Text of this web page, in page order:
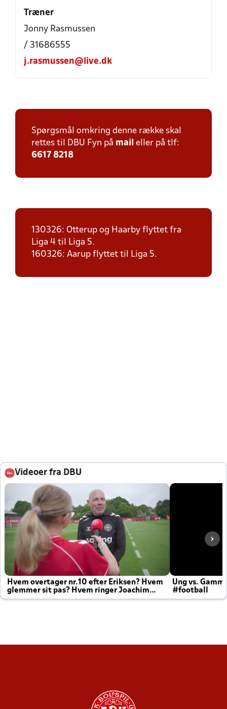
Træner
Jonny Rasmussen
/ 31686555
j.rasmussen@live.dk
Spørgsmål omkring denne række skal
rettes til DBU Fyn på mail eller på tlf:
6617 8218
130326: Otterup og Haarby flyttet fra
Liga 4 til Liga 5.
160326: Aarup flyttet til Liga 5.
Videoer fra DBU
Hvem overtager nr.10 efter Eriksen? Hvem
glemmer sit pas? Hvem ringer Joachim
altid til efter kampe?
Ung vs.
#football